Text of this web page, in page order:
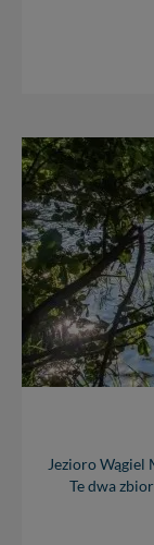
Jezioro Wągiel
Te dwa